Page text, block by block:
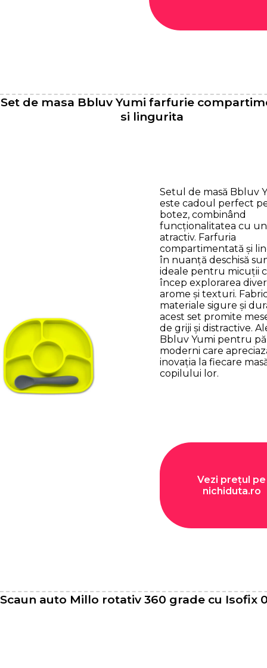
Set de masa Bbluv Yumi farfurie
si lingurita
Setul de masă Bbluv
este cadoul perfect
botez, combinând
funcționalitatea cu
atractiv. Farfuria
compartimentată și
în nuanță deschisă
ideale pentru micuții
încep explorarea
arome și texturi.
materiale sigure și
acest set promite
de griji și distractive.
Bbluv Yumi pentru
moderni care
inovația la fiecare
copilului lor.
Vezi prețul pe
nichiduta.ro
Scaun auto Millo rotativ 360 grade cu Isofix